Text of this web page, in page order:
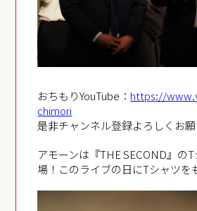
おちもりYouTube： https://
chimori
是非チャンネル登録よろしくお願
アモーンは『THE SECOND』の
場！このライブの日にTシャツを